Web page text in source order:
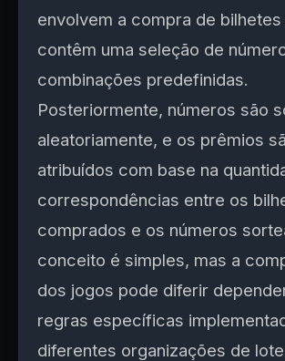
envolvem a compra de bilhetes
contêm uma seleção de
combinações predefinidas.
Posteriormente, números são
aleatoriamente, e os prêmios
atribuídos com base na
correspondências entre os
comprados e os números
conceito é simples, mas a
dos jogos pode diferir
regras específicas
diferentes organizações de